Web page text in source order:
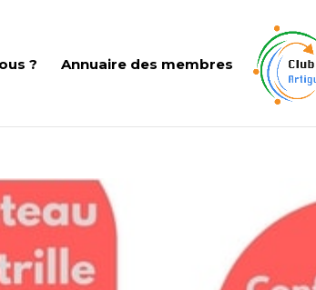
? Annuaire des membres